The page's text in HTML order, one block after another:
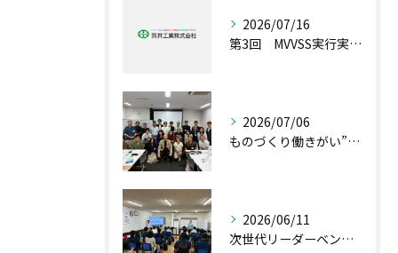
2026/07/16
第3回 MVVSS実行実現プロジェクト2026 リーダー会議が行われました。(Kブログ)
2026/07/06
ものづくり働きがい”プレサミット”inあいち を開催しました ヤスブログ
2026/06/11
次世代リーダーベンチマーク研究会が当社で開催されました（前島ブログ）